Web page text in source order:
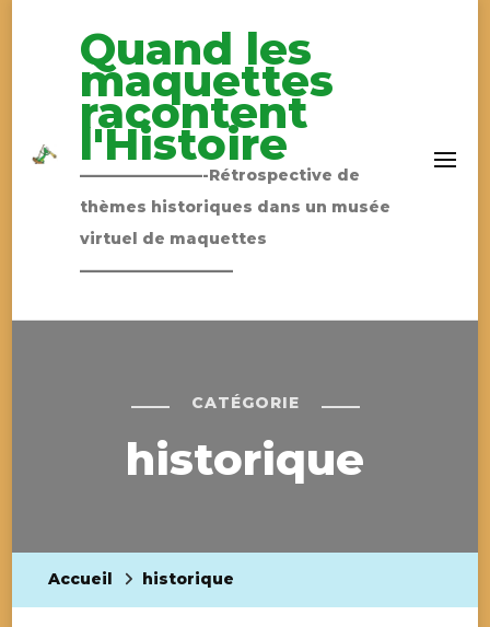
Quand les
maquettes
racontent
l'Histoire
————————-Rétrospective de
thèmes historiques dans un musée
virtuel de maquettes
——————————
CATÉGORIE
historique
Accueil historique